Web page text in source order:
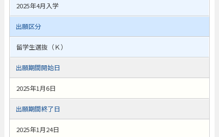
2025年4月入学
出願区分
留学生選抜（Ｋ）
出願期間開始日
2025年1月6日
出願期間終了日
2025年1月24日